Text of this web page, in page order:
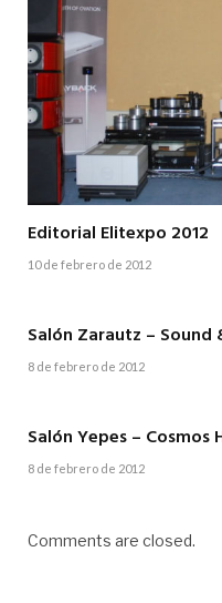
Editorial Elitexpo 2012
10 de febrero de 2012
Salón Zarautz – Sound
8 de febrero de 2012
Salón Yepes – Cosmos
8 de febrero de 2012
Comments are closed.